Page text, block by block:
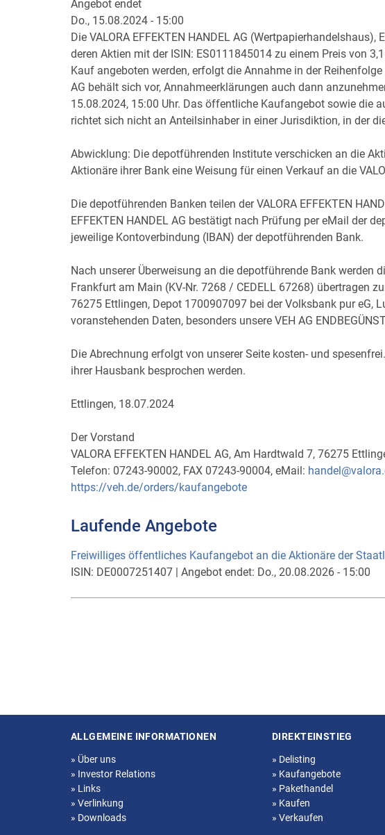
Angebot endet
Do., 15.08.2024 - 15:00
Die VALORA EFFEKTEN HANDEL AG
deren Aktien mit der ISIN: ES0111845014 zu einem Preis von
Kauf angeboten werden, erfolgt die Annahme in der
AG behält sich vor, Annahmeerklärungen auch dann
15.08.2024, 15:00 Uhr. Das öffentliche Kaufangebot sowie die
richtet sich nicht an Anteilsinhaber in einer Jurisdiktion, in der
Abwicklung: Die depotführenden Institute verschicken an die
Aktionäre ihrer Bank eine Weisung für einen Verkauf an die
Die depotführenden Banken teilen der VALORA EFFEKTEN
EFFEKTEN HANDEL AG bestätigt nach Prüfung per eMail der
jeweilige Kontoverbindung (IBAN) der depotführenden Bank.
Nach unserer Überweisung an die depotführende Bank werden
Frankfurt am Main (KV-Nr. 7268 / CEDELL 67268) übertragen
76275 Ettlingen, Depot 1700907097 bei der Volksbank pur eG,
voranstehenden Daten, besonders unsere VEH AG
Die Abrechnung erfolgt von unserer Seite kosten- und
ihrer Hausbank besprochen werden.
Ettlingen, 18.07.2024
Der Vorstand
VALORA EFFEKTEN HANDEL AG, Am Hardtwald 7, 76275
Telefon: 07243-90002, FAX 07243-90004, eMail:
https://veh.de/orders/kaufangebote
Laufende Angebote
Freiwilliges öffentliches Kaufangebot an die Aktionäre der
ISIN: DE0007251407 | Angebot endet: Do., 20.08.2026 - 15:00
Seitenstruktur
ALLGEMEINE INFORMATIONEN
» Über uns
» Investor Relations
» Links
» Verlinkung
» Downloads
DIREKTEINSTIEG
» Delisting
» Kaufangebote
» Pakethandel
» Kaufen
» Verkaufen